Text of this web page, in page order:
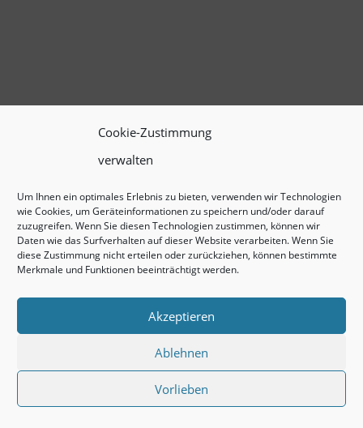
Cookie-Zustimmung
verwalten
Um Ihnen ein optimales Erlebnis zu bieten, verwenden wir Technologien
wie Cookies, um Geräteinformationen zu speichern und/oder darauf
zuzugreifen. Wenn Sie diesen Technologien zustimmen, können wir
Daten wie das Surfverhalten auf dieser Website verarbeiten. Wenn Sie
diese Zustimmung nicht erteilen oder zurückziehen, können bestimmte
Merkmale und Funktionen beeinträchtigt werden.
Akzeptieren
Ablehnen
Vorlieben